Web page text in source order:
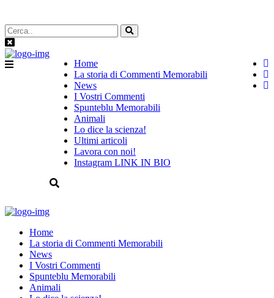
Home
La storia di Commenti Memorabili
News
I Vostri Commenti
Spunteblu Memorabili
Animali
Lo dice la scienza!
Ultimi articoli
Lavora con noi!
Instagram LINK IN BIO
Home
La storia di Commenti Memorabili
News
I Vostri Commenti
Spunteblu Memorabili
Animali